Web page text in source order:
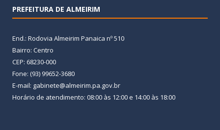
PREFEITURA DE ALMEIRIM
End.: Rodovia Almeirim Panaica nº 510
Bairro: Centro
CEP: 68230-000
Fone: (93) 99652-3680
E-mail: gabinete@almeirim.pa.gov.br
Horário de atendimento: 08:00 às 12:00 e 14:00 às 18:00